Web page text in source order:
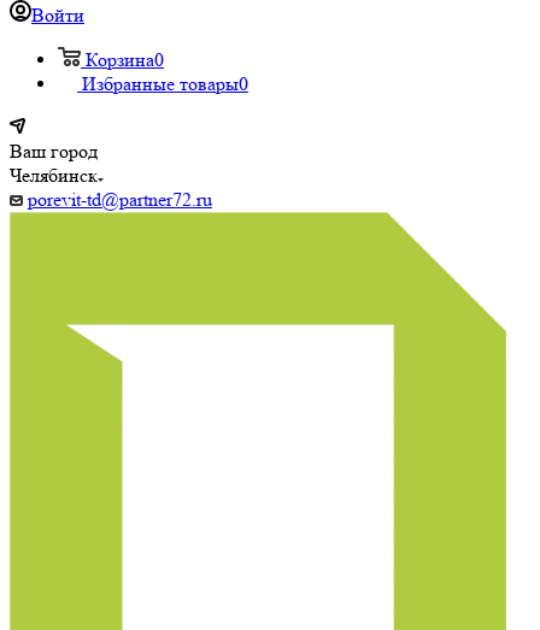
Войти
Корзина0
Избранные товары0
Ваш город
Челябинск
porevit-td@partner72.ru